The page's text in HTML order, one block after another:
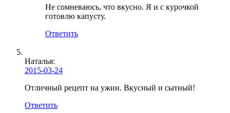
Не сомневаюсь, что вкусно. Я и с курочкой
готовлю капусту.
Ответить
Наталья:
2015-03-24
Отличный рецепт на ужин. Вкусный и сытный!
Ответить